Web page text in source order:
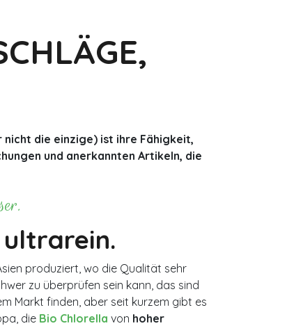
die einzige) ist ihre Fähigkeit,
und anerkannten Artikeln, die
produziert, wo die Qualität sehr
zu überprüfen sein kann, das sind
Markt finden, aber seit kurzem gibt es
die Bio Chlorella von hoher